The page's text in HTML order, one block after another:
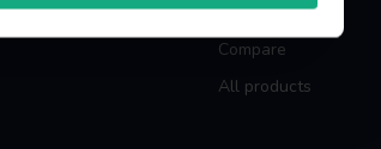
social media te bieden en om ons
met onze partners voor social
My wishlist
Compare
All products